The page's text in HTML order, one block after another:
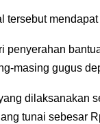
tersebut
penyerahan
masing gugus
dilaksanakan
tunai sebesar